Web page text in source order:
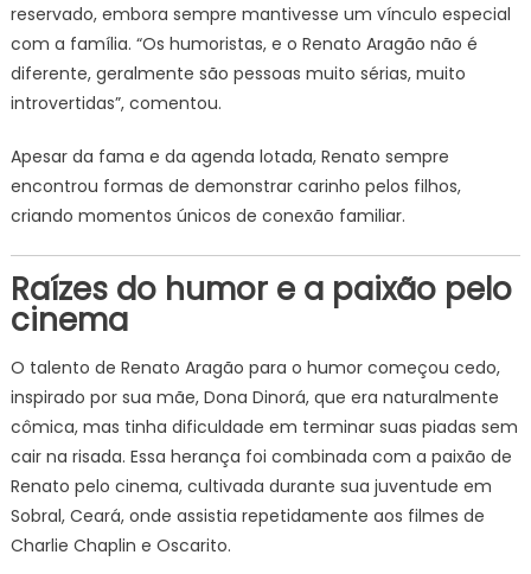
reservado, embora sempre mantivesse um vínculo especial
com a família. “Os humoristas, e o Renato Aragão não é
diferente, geralmente são pessoas muito sérias, muito
introvertidas”, comentou.
Apesar da fama e da agenda lotada, Renato sempre
encontrou formas de demonstrar carinho pelos filhos,
criando momentos únicos de conexão familiar.
Raízes do humor e a paixão pelo
cinema
O talento de Renato Aragão para o humor começou cedo,
inspirado por sua mãe, Dona Dinorá, que era naturalmente
cômica, mas tinha dificuldade em terminar suas piadas sem
cair na risada. Essa herança foi combinada com a paixão de
Renato pelo cinema, cultivada durante sua juventude em
Sobral, Ceará, onde assistia repetidamente aos filmes de
Charlie Chaplin e Oscarito.